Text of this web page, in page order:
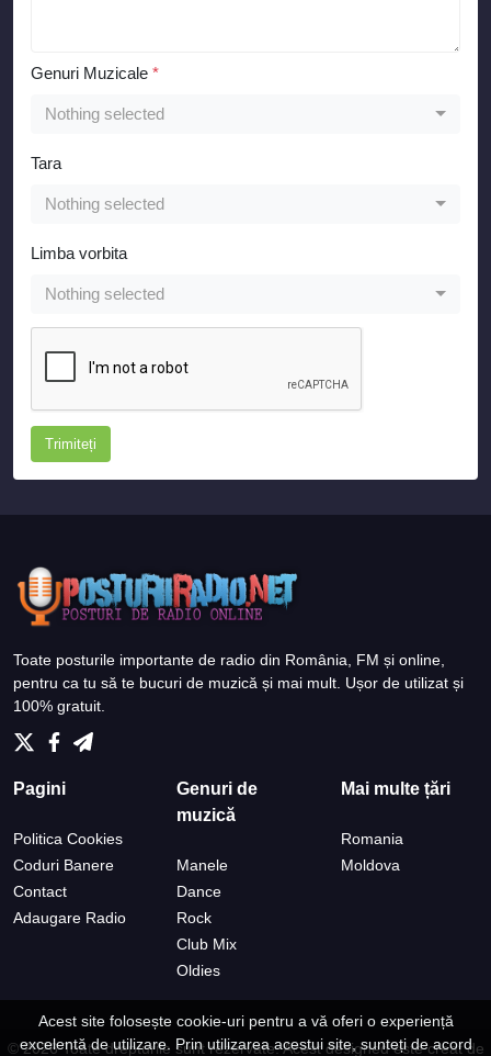
Genuri Muzicale *
Nothing selected
Tara
Nothing selected
Limba vorbita
Nothing selected
Trimiteți
Toate posturile importante de radio din România, FM și online,
pentru ca tu să te bucuri de muzică și mai mult. Ușor de utilizat și
100% gratuit.
Pagini
Politica Cookies
Coduri Banere
Contact
Adaugare Radio
Genuri de
muzică
Manele
Dance
Rock
Club Mix
Oldies
Mai multe țări
Romania
Moldova
© 2026 Toate drepturile sunt rezervate.Acest designed este creat de
Acest site folosește cookie-uri pentru a vă oferi o experiență
excelentă de utilizare. Prin utilizarea acestui site, sunteți de acord